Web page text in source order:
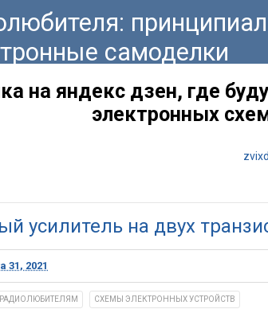
самоделки
на яндекс дзен, где
электронных
усилитель на двух
31, 2021
CХЕМЫ ЭЛЕКТРОННЫХ УСТРОЙСТВ